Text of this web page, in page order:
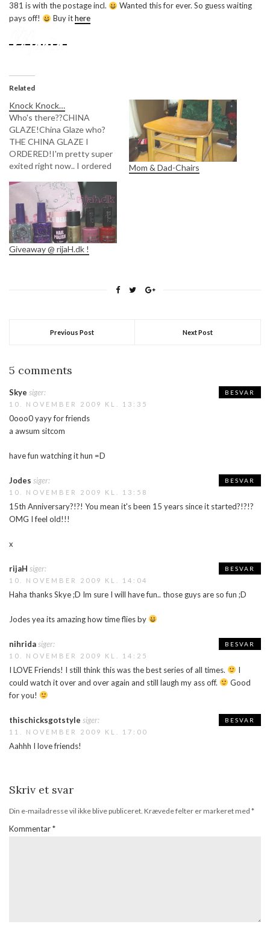
381 is with the postage incl.
Wanted this for ever. So guess waiting
pays off!
Buy ithere
Related
Knock Knock…
Who's there??CHINA
GLAZE!China Glaze who?
THE CHINA GLAZE I
ORDERED!I'm pretty super
exited right now.. I ordered
danish "ebay" site not really
sure of which it was, could
only see a small picture of
them and when I got them
today and I start to look…
Mom & Dad-Chairs
Giveaway @ rijaH.dk !
Previous Post Next Post
5 comments
Skye siger:
10. NOVEMBER 2009 KL. 13:35
0ooo0 yayy for friends
a awsum sitcom
have fun watching it hun =D
BESVAR
Jodes siger:
10. NOVEMBER 2009 KL. 13:58
15th Anniversary?!?! You mean it's been 15 years since it started?!?!?
OMG I feel old!!!
x
BESVAR
rijaH siger:
10. NOVEMBER 2009 KL. 14:04
Haha thanks Skye ;D Im sure I will have fun.. those guys are so fun ;D
Jodes yea its amazing how time flies by
BESVAR
nihridasiger:
10. NOVEMBER 2009 KL. 14:25
I LOVE Friends! I still think this was the best series of all times.
I
could watch it over and over again and still laugh my ass off.
Good
for you!
BESVAR
thischicksgotstyle siger:
11. NOVEMBER 2009 KL. 17:00
Aahhh I love friends!
BESVAR
Skriv et svar
Din e-mailadresse vil ikke blive publiceret. Krævede felter er markeret med *
Kommentar*